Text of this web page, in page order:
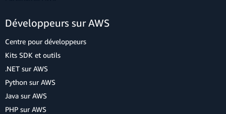
Développeurs sur AWS
Centre pour développeurs
Kits SDK et outils
.NET sur AWS
Python sur AWS
Java sur AWS
PHP sur AWS